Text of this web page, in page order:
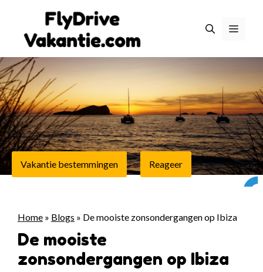
Menu
Vakantie bestemmingen Reageer
Home » Blogs » De mooiste zonsondergangen op Ibiza
De mooiste
zonsondergangen op Ibiza